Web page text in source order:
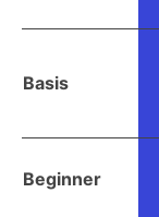
Basis
Beginner